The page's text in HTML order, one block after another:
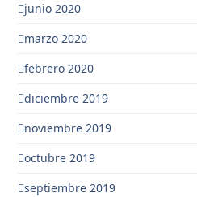
junio 2020
marzo 2020
febrero 2020
diciembre 2019
noviembre 2019
octubre 2019
septiembre 2019